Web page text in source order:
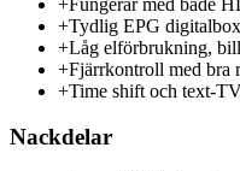
+Tydlig EPG
+Låg elförbrukning,
+Fjärrkontroll med bra
+Time shift och text-
Nackdelar